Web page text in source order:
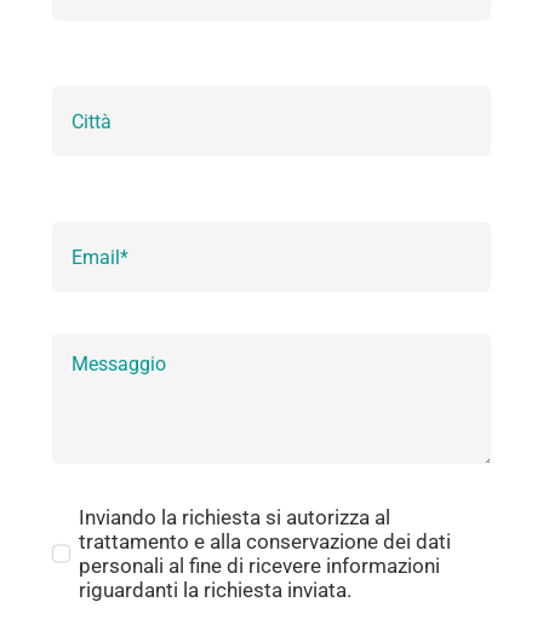
Inviando la richiesta si autorizza al
trattamento e alla conservazione dei dati
personali al fine di ricevere informazioni
riguardanti la richiesta inviata.